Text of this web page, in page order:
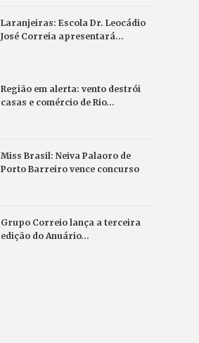
Laranjeiras: Escola Dr. Leocádio
José Correia apresentará…
Região em alerta: vento destrói
casas e comércio de Rio…
Miss Brasil: Neiva Palaoro de
Porto Barreiro vence concurso
Grupo Correio lança a terceira
edição do Anuário…